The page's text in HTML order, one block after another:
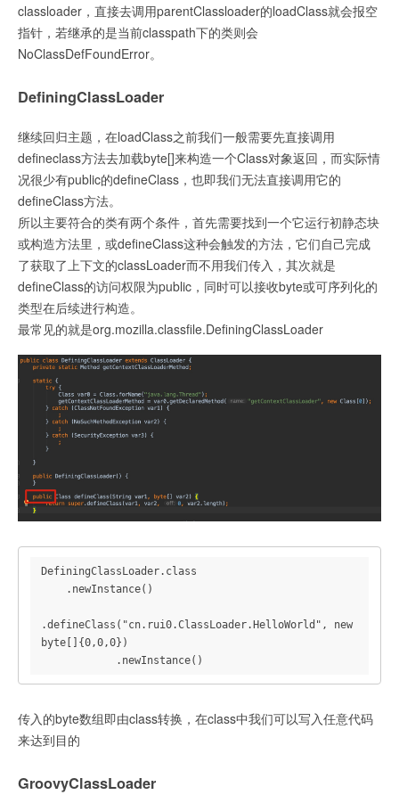
Klass::cast(k)->java_mirror());
classloader，直接去调用parentClassloader的loadClass就会报空
指针，若继承的是当前classpath下的类则会
NoClassDefFoundError。
DefiningClassLoader
继续回归主题，在loadClass之前我们一般需要先直接调用
defineclass方法去加载byte[]来构造一个Class对象返回，而实际情
况很少有public的defineClass，也即我们无法直接调用它的
defineClass方法。
所以主要符合的类有两个条件，首先需要找到一个它运行初静态块
或构造方法里，或defineClass这种会触发的方法，它们自己完成
了获取了上下文的classLoader而不用我们传入，其次就是
defineClass的访问权限为public，同时可以接收byte或可序列化的
类型在后续进行构造。
最常见的就是org.mozilla.classfile.DefiningClassLoader
DefiningClassLoader.class
.defineClass("cn.rui0.ClassLoader.HelloWorld", new
byte[]{0,0,0})
            .newInstance()
传入的byte数组即由class转换，在class中我们可以写入任意代码
来达到目的
GroovyClassLoader